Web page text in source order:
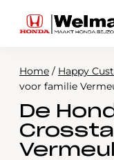
Modellen
Voorraad
Onderhoud en
Home / Happy
voor familie
De